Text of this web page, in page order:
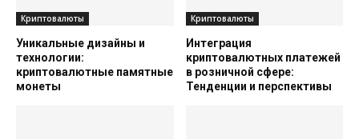
Криптовалюты
Уникальные дизайны и
технологии:
криптовалютные памятные
монеты
Криптовалюты
Интеграция
криптовалютных платежей
в розничной сфере:
Тенденции и перспективы